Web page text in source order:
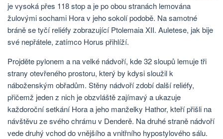
je vysoká přes 118 stop a je po obou stranách lemována
žulovými sochami Hora v jeho sokolí podobě. Na samotné
bráně se tyčí reliéfy zobrazující Ptolemaia XII. Auletese, jak bije
své nepřátele, zatímco Horus přihlíží.
Projděte pylonem a na velké nádvoří, kde 32 sloupů lemuje tři
strany otevřeného prostoru, který by kdysi sloužil k
náboženským obřadům. Stěny nádvoří zdobí další reliéfy,
přičemž jeden z nich je obzvláště zajímavý a ukazuje
každoroční setkání Hora a jeho manželky Hathor, kteří přišli na
návštěvu ze svého chrámu v Denderě. Na druhé straně nádvoří
vede druhý vchod do vnějšího a vnitřního hypostylového sálu.